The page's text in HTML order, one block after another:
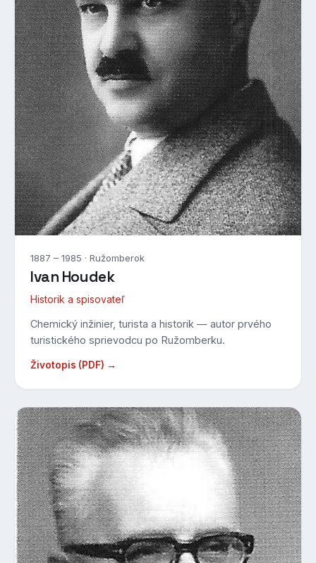
1887 – 1985 · Ružomberok
Ivan Houdek
Historik a spisovateľ
Chemický inžinier, turista a historik — autor prvého
turistického sprievodcu po Ružomberku.
Životopis (PDF) →